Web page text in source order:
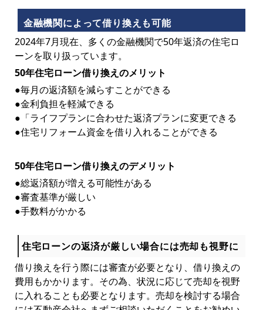
金融機関によって借り換えも可能
2024年7月現在、多くの金融機関で50年返済の住宅ロ
ーンを取り扱っています。
50年住宅ローン借り換えのメリット
●毎月の返済額を減らすことができる
●金利負担を軽減できる
●「ライフプランに合わせた返済プランに変更できる
●住宅リフォーム資金を借り入れることができる
50年住宅ローン借り換えのデメリット
●総返済額が増える可能性がある
●審査基準が厳しい
●手数料がかかる
住宅ローンの返済が厳しい場合には売却も視野に
借り換えを行う際には審査が必要となり、借り換えの
費用もかかります。その為、状況に応じて売却を視野
に入れることも必要となります。売却を検討する場合